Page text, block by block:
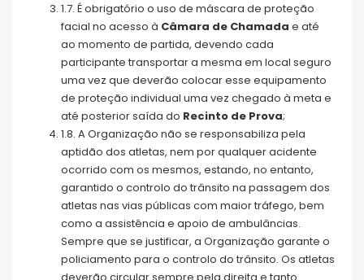
1.7. É obrigatório o uso de máscara de proteção
facial no acesso à Câmara de Chamada e até
ao momento de partida, devendo cada
participante transportar a mesma em local seguro
uma vez que deverão colocar esse equipamento
de proteção individual uma vez chegado à meta e
até posterior saída do Recinto de Prova;
1.8. A Organização não se responsabiliza pela
aptidão dos atletas, nem por qualquer acidente
ocorrido com os mesmos, estando, no entanto,
garantido o controlo do trânsito na passagem dos
atletas nas vias públicas com maior tráfego, bem
como a assistência e apoio de ambulâncias.
Sempre que se justificar, a Organização garante o
policiamento para o controlo do trânsito. Os atletas